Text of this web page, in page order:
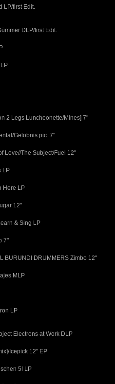
LP/first Edit.
DLP/first Edit.
2 Legs Luncheonette/Mines] 7"
Gelöbnis pic. 7"
Love//The Subject/Fuel 12"
LP
Here LP
12"
& Sing LP
7"
BURUNDI DRUMMERS Zimbo 12"
MLP
LP
Electrons at Work DLP
Icepick 12" EP
5! LP